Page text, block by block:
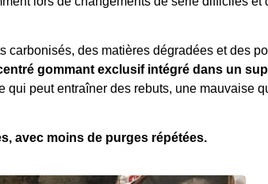
carbonisés, des matières dégradées et des
gommant exclusif intégré dans un
qui peut entraîner des rebuts, une mauvaise
avec moins de purges répétées.